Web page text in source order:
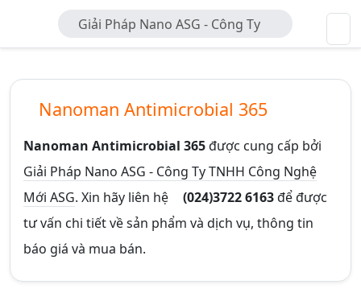
Giải Pháp Nano ASG - Công Ty
TNHH Công Nghệ Mới ASG
Nanoman Antimicrobial 365
Nanoman Antimicrobial 365được cung cấp bởi
Giải Pháp Nano ASG - Công Ty TNHH Công Nghệ
Mới ASG. Xin hãy liên hệ (024)3722 6163để được
tư vấn chi tiết về sản phẩm và dịch vụ, thông tin
báo giá và mua bán.